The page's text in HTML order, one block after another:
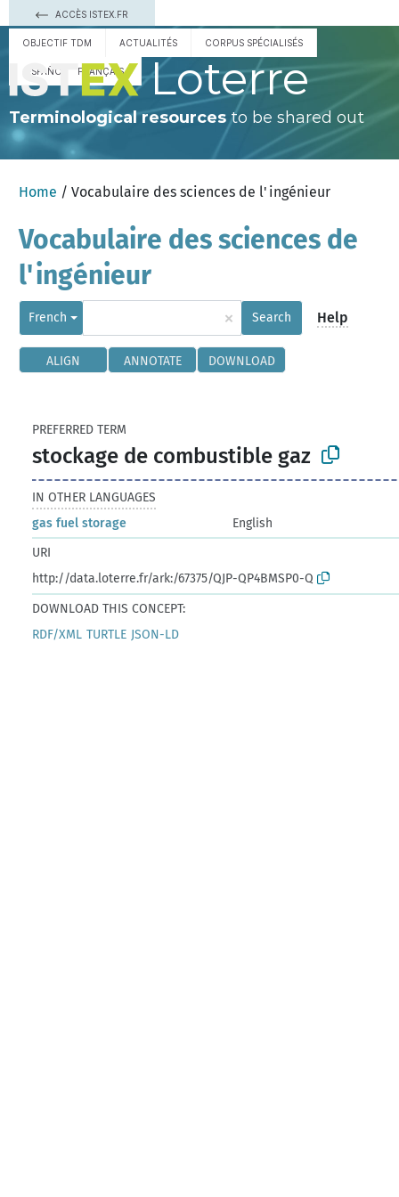
ACCÈS ISTEX.FR
OBJECTIF TDM ACTUALITÉS CORPUS SPÉCIALISÉS
ESPAÑOL FRANÇAIS Loterre
Terminological resourcesto be shared out
Home / Vocabulaire des sciences de l'ingénieur
Vocabulaire des sciences de
l'ingénieur
French × Search Help
ALIGN ANNOTATE DOWNLOAD
PREFERRED TERM
stockage de combustible gaz
IN OTHER LANGUAGES
gas fuel storage
English
URI
http://data.loterre.fr/ark:/67375/QJP-QP4BMSP0-Q
DOWNLOAD THIS CONCEPT:
RDF/XML TURTLE JSON-LD